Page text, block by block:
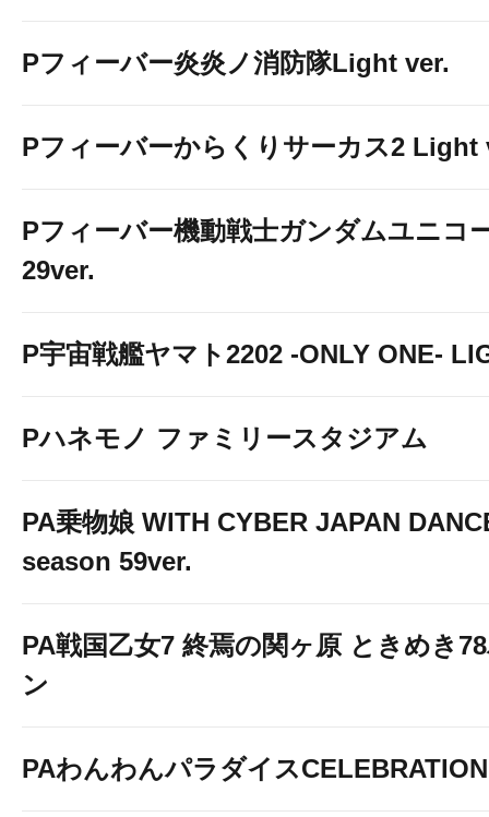
Pフィーバー炎炎ノ消防隊Light ver.
Pフィーバーからくりサーカス2 Light
Pフィーバー機動戦士ガンダムユニコ
29ver.
P宇宙戦艦ヤマト2202 -ONLY ONE-
Pハネモノ ファミリースタジアム
PA乗物娘 WITH CYBER JAPAN
season 59ver.
PA戦国乙女7 終焉の関ヶ原 ときめき
ン
PAわんわんパラダイスCELEBRATION